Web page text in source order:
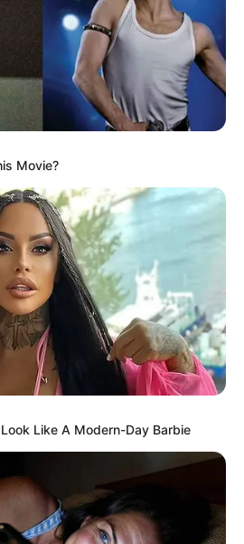
të mira, por duhet të ishim në
të gjitha ndeshjet jashtë,
që kemi arritur. Nëse do të
në vend të parë me diferencë
Movie?
Like A Modern-Day Barbie